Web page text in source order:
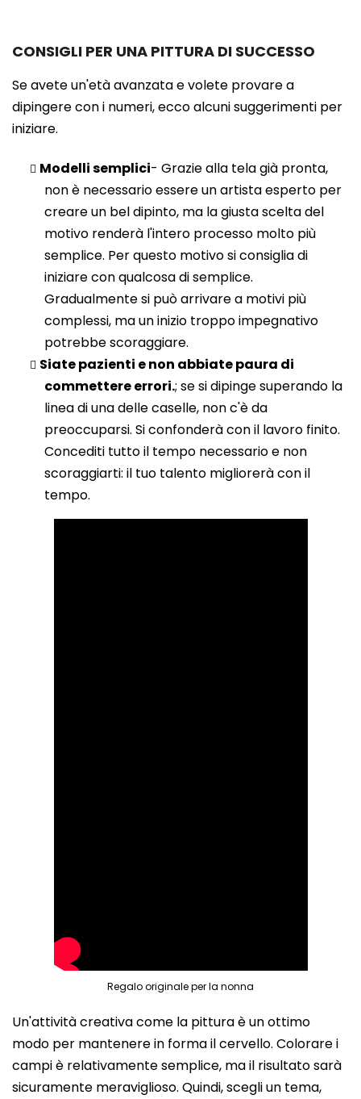
CONSIGLI PER UNA PITTURA DI SUCCESSO
Se avete un'età avanzata e volete provare a
dipingere con i numeri, ecco alcuni suggerimenti per
iniziare.
Modelli semplici- Grazie alla tela già pronta,
non è necessario essere un artista esperto per
creare un bel dipinto, ma la giusta scelta del
motivo renderà l'intero processo molto più
semplice. Per questo motivo si consiglia di
iniziare con qualcosa di semplice.
Gradualmente si può arrivare a motivi più
complessi, ma un inizio troppo impegnativo
potrebbe scoraggiare.
Siate pazienti e non abbiate paura di
commettere errori.; se si dipinge superando la
linea di una delle caselle, non c'è da
preoccuparsi. Si confonderà con il lavoro finito.
Concediti tutto il tempo necessario e non
scoraggiarti: il tuo talento migliorerà con il
tempo.
Regalo originale per la nonna
Un'attività creativa come la pittura è un ottimo
modo per mantenere in forma il cervello. Colorare i
campi è relativamente semplice, ma il risultato sarà
sicuramente meraviglioso. Quindi, scegli un tema,